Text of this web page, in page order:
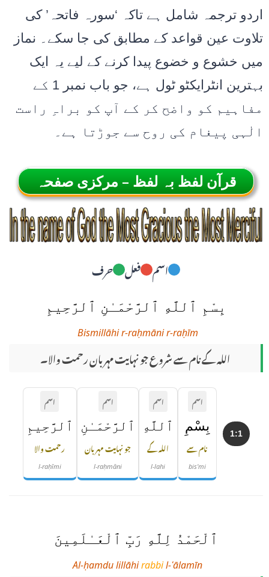
اردو ترجمہ شامل ہے تاکہ ‘سورہ فاتحہ’ کی
تلاوت عین قواعد کے مطابق کی جا سکے۔ نماز
میں خشوع و خضوع پیدا کرنے کے لیے یہ ایک
بہترین انٹرایکٹو ٹول ہے، جو باب نمبر 1 کے
مفاہیم کو واضح کر کے آپ کو براہِ راست
الٰہی پیغام کی روح سے جوڑتا ہے۔
قرآن لفظ بہ لفظ – مرکزی صفحہ
اسم فعل حرف
بِسْمِ ٱللَّهِ ٱلرَّحْمَـٰنِ ٱلرَّحِيمِ
Bismillāhi r-raḥmāni r-raḥīm
اللہ کے نام سے شروع جو نہایت مہربان رحمت والا۔
1:1
اسم
بِسْمِ
نام سے
bis'mi
اسم
ٱللَّهِ
اللہ کے
l-lahi
اسم
ٱلرَّحْمَـٰنِ
جو نہایت مہربان
l-raḥmāni
اسم
ٱلرَّحِيمِ
رحمت والا
l-raḥīmi
ٱلْحَمْدُ لِلَّهِ رَبِّ ٱلْعَـٰلَمِينَ
Al-ḥamdu lillāhirabbil-ʿālamīn